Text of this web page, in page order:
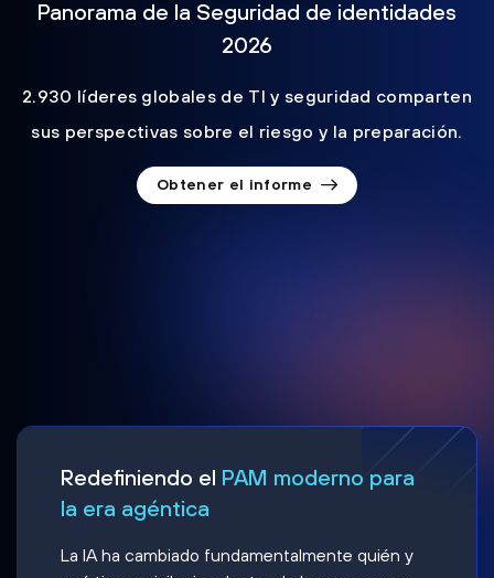
Panorama de la Seguridad de identidades
2026
2.930 líderes globales de TI y seguridad comparten
sus perspectivas sobre el riesgo y la preparación.
Obtener el informe
Redefiniendo el PAM moderno para
la era agéntica
La IA ha cambiado fundamentalmente quién y